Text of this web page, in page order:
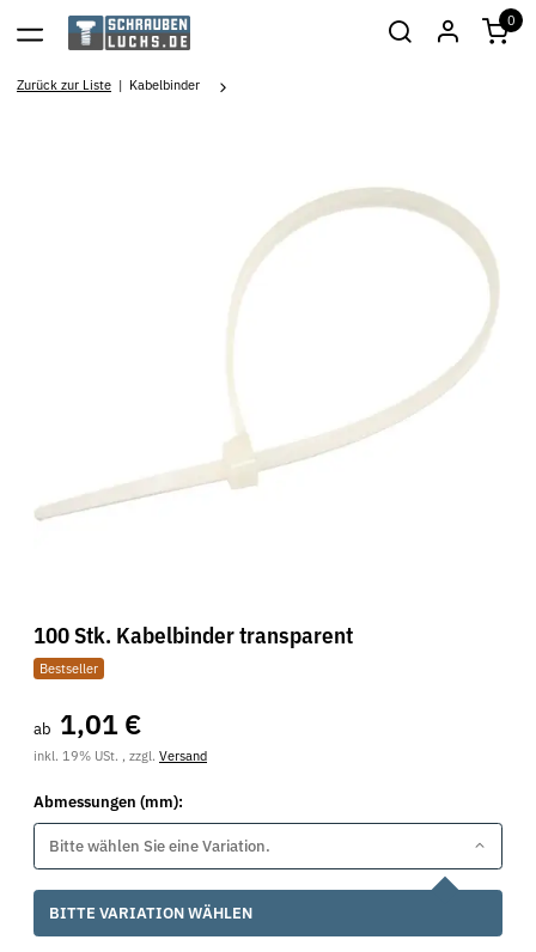
0
Zurück zur Liste Kabelbinder
100 Stk. Kabelbinder transparent
Bestseller
ab 1,01 €
inkl. 19% USt. , zzgl. Versand
Abmessungen (mm):
Bitte wählen Sie eine Variation.
x
BITTE VARIATION WÄHLEN